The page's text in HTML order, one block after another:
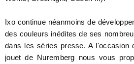
Ixo continue néanmoins de
des couleurs inédites de ses
dans les séries presse. A l'occasion
jouet de Nuremberg nous vous